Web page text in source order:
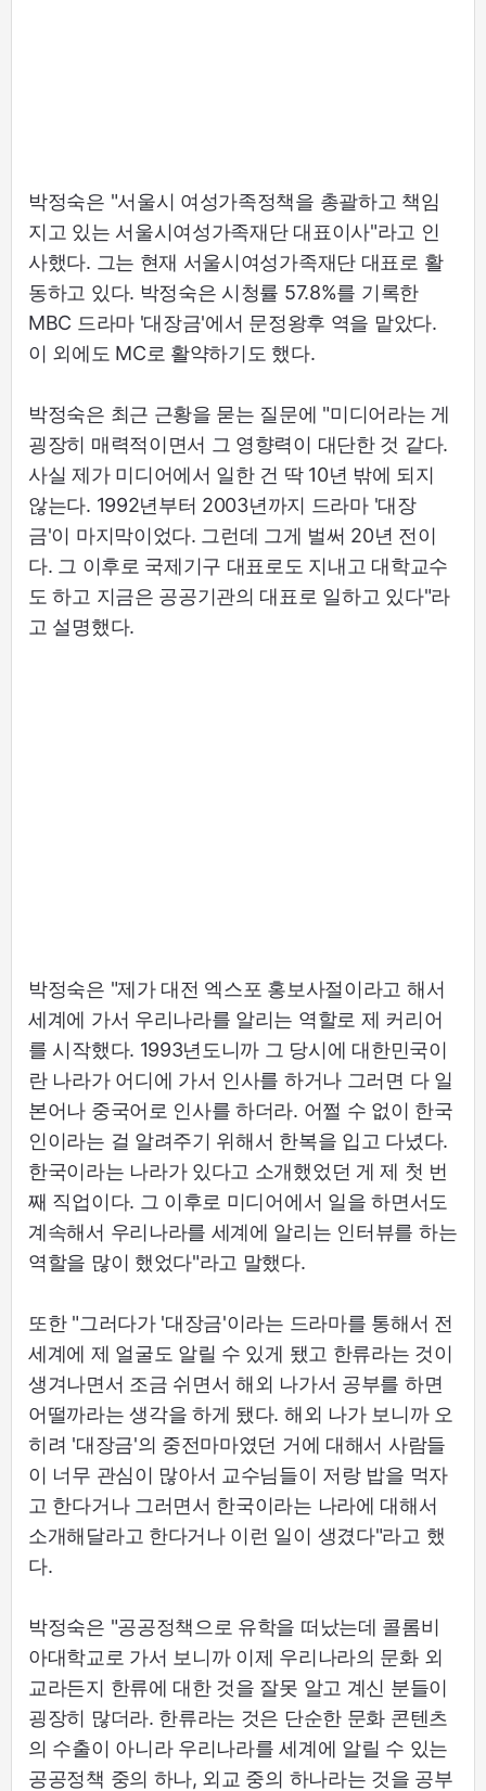
박정숙은 "서울시 여성가족정책을 총괄하고 책임
지고 있는 서울시여성가족재단 대표이사"라고 인
사했다. 그는 현재 서울시여성가족재단 대표로 활
동하고 있다. 박정숙은 시청률 57.8%를 기록한
MBC 드라마 '대장금'에서 문정왕후 역을 맡았다.
이 외에도 MC로 활약하기도 했다.
박정숙은 최근 근황을 묻는 질문에 "미디어라는 게
굉장히 매력적이면서 그 영향력이 대단한 것 같다.
사실 제가 미디어에서 일한 건 딱 10년 밖에 되지
않는다. 1992년부터 2003년까지 드라마 '대장
금'이 마지막이었다. 그런데 그게 벌써 20년 전이
다. 그 이후로 국제기구 대표로도 지내고 대학교수
도 하고 지금은 공공기관의 대표로 일하고 있다"라
고 설명했다.
박정숙은 "제가 대전 엑스포 홍보사절이라고 해서
세계에 가서 우리나라를 알리는 역할로 제 커리어
를 시작했다. 1993년도니까 그 당시에 대한민국이
란 나라가 어디에 가서 인사를 하거나 그러면 다 일
본어나 중국어로 인사를 하더라. 어쩔 수 없이 한국
인이라는 걸 알려주기 위해서 한복을 입고 다녔다.
한국이라는 나라가 있다고 소개했었던 게 제 첫 번
째 직업이다. 그 이후로 미디어에서 일을 하면서도
계속해서 우리나라를 세계에 알리는 인터뷰를 하는
역할을 많이 했었다"라고 말했다.
또한 "그러다가 '대장금'이라는 드라마를 통해서 전
세계에 제 얼굴도 알릴 수 있게 됐고 한류라는 것이
생겨나면서 조금 쉬면서 해외 나가서 공부를 하면
어떨까라는 생각을 하게 됐다. 해외 나가 보니까 오
히려 '대장금'의 중전마마였던 거에 대해서 사람들
이 너무 관심이 많아서 교수님들이 저랑 밥을 먹자
고 한다거나 그러면서 한국이라는 나라에 대해서
소개해달라고 한다거나 이런 일이 생겼다"라고 했
다.
박정숙은 "공공정책으로 유학을 떠났는데 콜롬비
아대학교로 가서 보니까 이제 우리나라의 문화 외
교라든지 한류에 대한 것을 잘못 알고 계신 분들이
굉장히 많더라. 한류라는 것은 단순한 문화 콘텐츠
의 수출이 아니라 우리나라를 세계에 알릴 수 있는
공공정책 중의 하나, 외교 중의 하나라는 것을 공부